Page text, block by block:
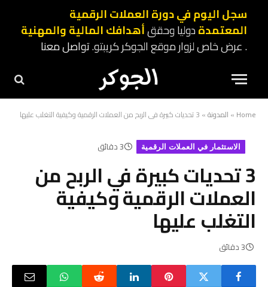
سجل اليوم في دورة العملات الرقمية
المعتمدةدوليا وحققأهدافك المالية والمهنية
. عرض خاص لزوار موقع الجوكر كريبتو.تواصل معنا
Home
» المدونة» 3 تحديات كبيرة في الربح من العملات الرقمية وكيفية التغلب عليها
الاستثمار في العملات الرقمية 3 دقائق
3 تحديات كبيرة في الربح من
العملات الرقمية وكيفية
التغلب عليها
3 دقائق